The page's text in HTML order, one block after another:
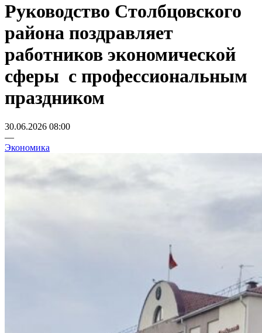
Руководство Столбцовского
района поздравляет
работников экономической
сферы с профессиональным
праздником
30.06.2026 08:00
—
Экономика